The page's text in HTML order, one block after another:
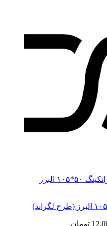
قیمت اصلی 12,000 تومان